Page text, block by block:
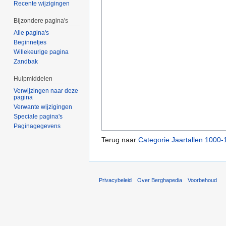
Terug naar Categorie:Jaartallen 1000-
Recente wijzigingen
Bijzondere pagina's
Alle pagina's
Beginnetjes
Willekeurige pagina
Zandbak
Hulpmiddelen
Verwijzingen naar deze
pagina
Verwante wijzigingen
Speciale pagina's
Paginagegevens
Privacybeleid Over Berghapedia Voorbehoud